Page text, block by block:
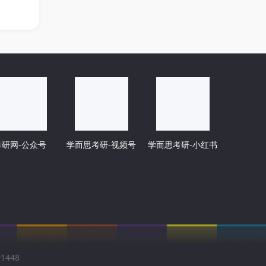
网-公众号 学而思考研-视频号 学而思考研-小红书